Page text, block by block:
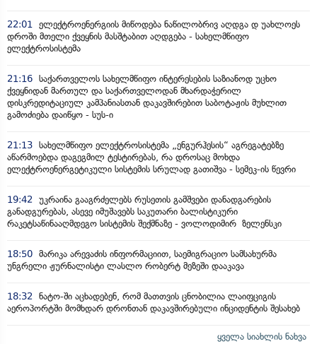
22:01
ელექტროენერგიის მიწოდება ნაწილობრივ აღდგა დ უახლოეს
დროში მთელი ქვეყნის მასშტაბით აღდგება - სახელმწიფო
ელექტროსისტემა
21:16 საქართველოს სახელმწიფო ინტერესების საზიანოდ უცხო
ქვეყნიდან მართულ და საქართველოდან მხარდაჭერილ
დისკრედიტაციულ კამპანიასთან დაკავშირებით საბოტაჟის მუხლით
გამოძიება დაიწყო - სუს-ი
21:13 სახელმწიფო ელექტროსისტემა „ენგურჰესის“ აგრეგატებზე
აწარმოებდა დაგეგმილ ტესტირებას, რა დროსაც მოხდა
ელექტროენერგეტიკული სისტემის სრულად გათიშვა - სემეკ-ის წევრი
19:42
უკრაინა გააგრძელებს რუსეთის გამშვები დანადგარების
განადგურებას, ასევე იმუშავებს საკუთარი ბალისტიკური
რაკეტსაწინააღმდეგო სისტემის შექმნაზე - ვოლოდიმირ ზელენსკი
18:50 მარიკა არევაძის ინფორმაციით, საემიგრაციო სამსახურმა
უნგრელი ჟურნალისტი ლასლო რობერტ მეზეში დააკავა
18:32
ნატო-ში აცხადებენ, რომ მათთვის ცნობილია ლაიფციგის
აეროპორტში მომხდარ დრონთან დაკავშირებული ინციდენტის შესახებ
ყველა სიახლის ნახვა